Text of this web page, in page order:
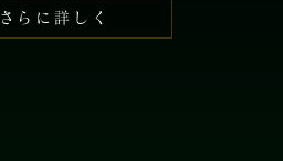
さらに詳しく